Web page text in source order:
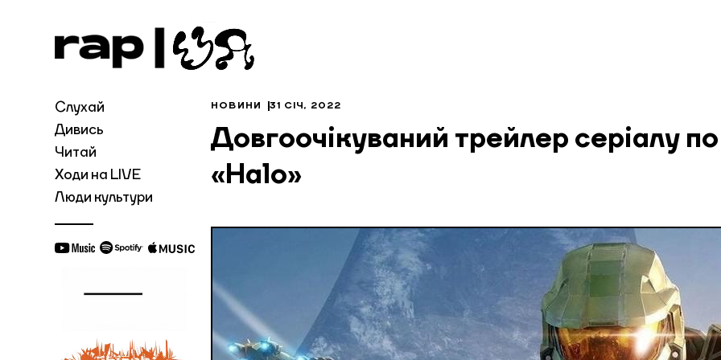
Слухай
Дивись
Читай
Ходи на LIVE
Люди культури
НОВИНИ 31 СІЧ, 2022
Довгоочікуваний трейлер серіалу по
«Halo»